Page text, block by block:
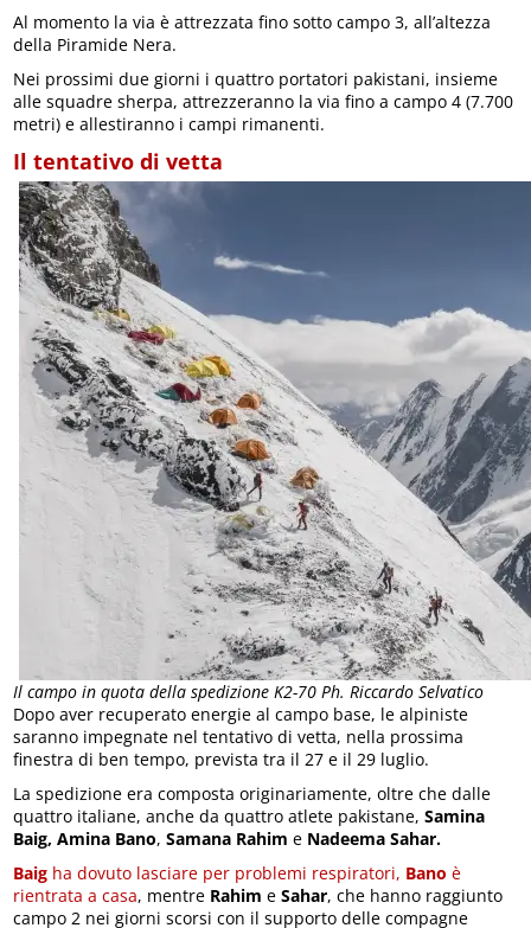
Al momento la via è attrezzata fino sotto campo 3, all’altezza
della Piramide Nera.
Nei prossimi due giorni i quattro portatori pakistani, insieme
alle squadre sherpa, attrezzeranno la via fino a campo 4 (7.700
metri) e allestiranno i campi rimanenti.
Il tentativo di vetta
Il campo in quota della spedizione K2-70 Ph. Riccardo Selvatico
Dopo aver recuperato energie al campo base, le alpiniste
saranno impegnate nel tentativo di vetta, nella prossima
finestra di ben tempo, prevista tra il 27 e il 29 luglio.
La spedizione era composta originariamente, oltre che dalle
quattro italiane, anche da quattro atlete pakistane,Samina
Baig, Amina Bano,Samana Rahim e Nadeema Sahar.
Baig ha dovuto lasciare per problemi respiratori, Bano è
rientrata a casa, mentre Rahim eSahar, che hanno raggiunto
campo 2 nei giorni scorsi con il supporto delle compagne